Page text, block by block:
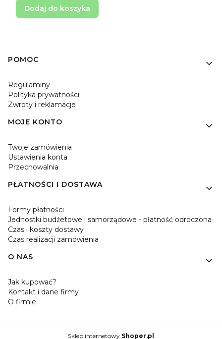
Dodaj do koszyka
Linki w stopce
POMOC
Regulaminy
Polityka prywatności
Zwroty i reklamacje
MOJE KONTO
Twoje zamówienia
Ustawienia konta
Przechowalnia
PŁATNOŚCI I DOSTAWA
Formy płatności
Jednostki budżetowe i samorządowe - płatność odroczona
Czas i koszty dostawy
Czas realizacji zamówienia
O NAS
Jak kupować?
Kontakt i dane firmy
O firmie
Sklep internetowy Shoper.pl